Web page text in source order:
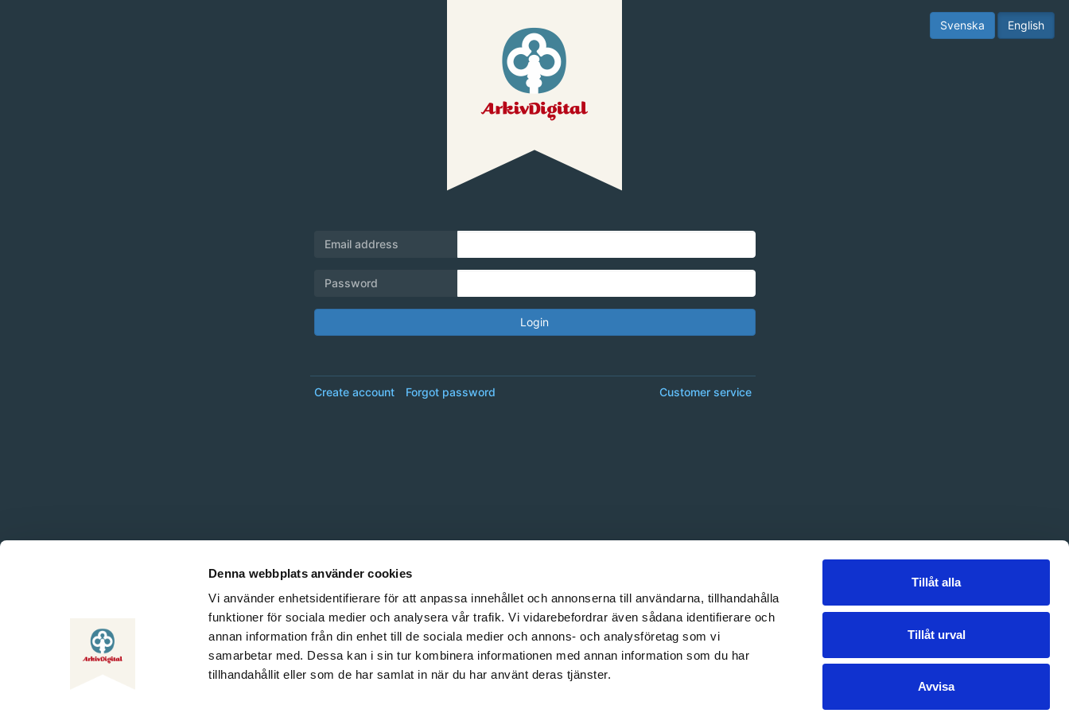
Denna webbplats använder cookies
Vi använder enhetsidentifierare för att anpassa innehållet och annonserna till användarna, tillhandahålla
funktioner för sociala medier och analysera vår trafik. Vi vidarebefordrar även sådana identifierare och
annan information från din enhet till de sociala medier och annons- och analysföretag som vi
samarbetar med. Dessa kan i sin tur kombinera informationen med annan information som du har
tillhandahållit eller som de har samlat in när du har använt deras tjänster.
Tillåt alla
Tillåt urval
Avvisa
English
Svenska
Email address
Password
Login
Customer service
Create account Forgot password